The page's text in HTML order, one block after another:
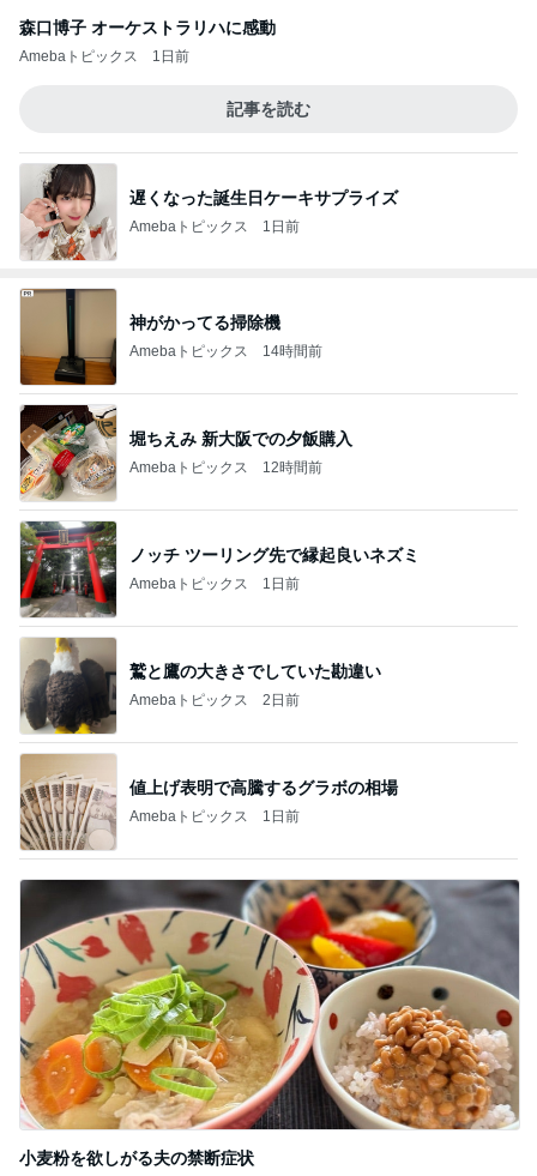
森口博子 オーケストラリハに感動
Amebaトピックス 1日前
記事を読む
遅くなった誕生日ケーキサプライズ
Amebaトピックス 1日前
神がかってる掃除機
Amebaトピックス 14時間前
堀ちえみ 新大阪での夕飯購入
Amebaトピックス 12時間前
ノッチ ツーリング先で縁起良いネズミ
Amebaトピックス 1日前
鷲と鷹の大きさでしていた勘違い
Amebaトピックス 2日前
値上げ表明で高騰するグラボの相場
Amebaトピックス 1日前
小麦粉を欲しがる夫の禁断症状